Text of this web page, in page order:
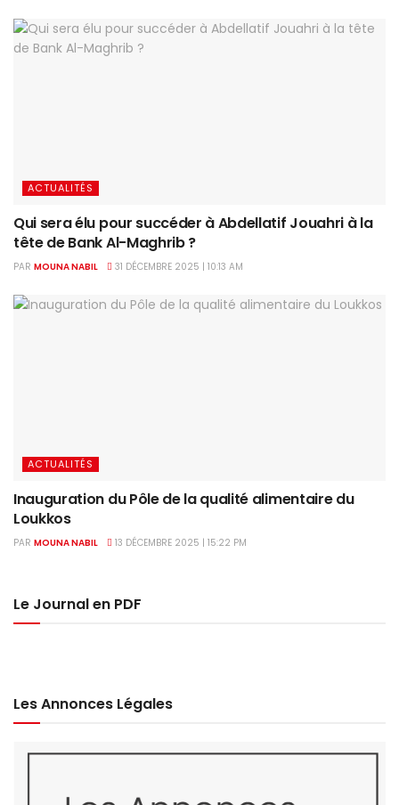
ACTUALITÉS
Qui sera élu pour succéder à Abdellatif Jouahri à la
tête de Bank Al-Maghrib ?
PAR MOUNA NABIL 31 DÉCEMBRE 2025 | 10:13 AM
ACTUALITÉS
Inauguration du Pôle de la qualité alimentaire du
Loukkos
PAR MOUNA NABIL 13 DÉCEMBRE 2025 | 15:22 PM
Le Journal en PDF
Les Annonces Légales